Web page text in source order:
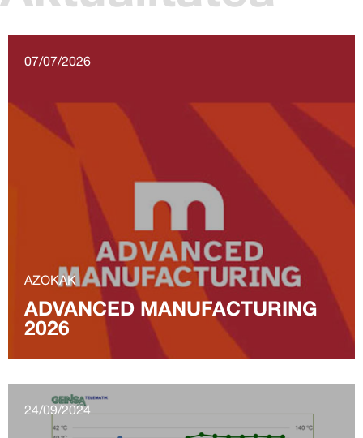
07/07/2026
AZOKAK
ADVANCED MANUFACTURING
2026
24/09/2024